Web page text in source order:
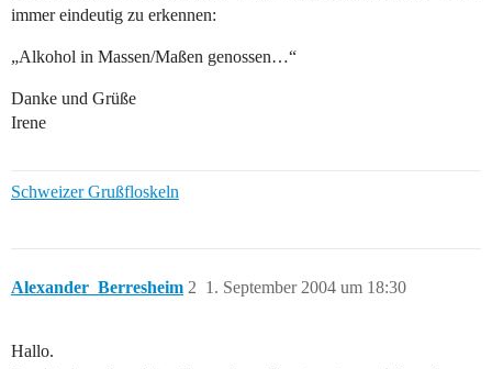
immer eindeutig zu erkennen:
„Alkohol in Massen/Maßen genossen…“
Danke und Grüße
Irene
Schweizer Grußfloskeln
Alexander_Berresheim 1. September 2004 um 18:30
2
Hallo.